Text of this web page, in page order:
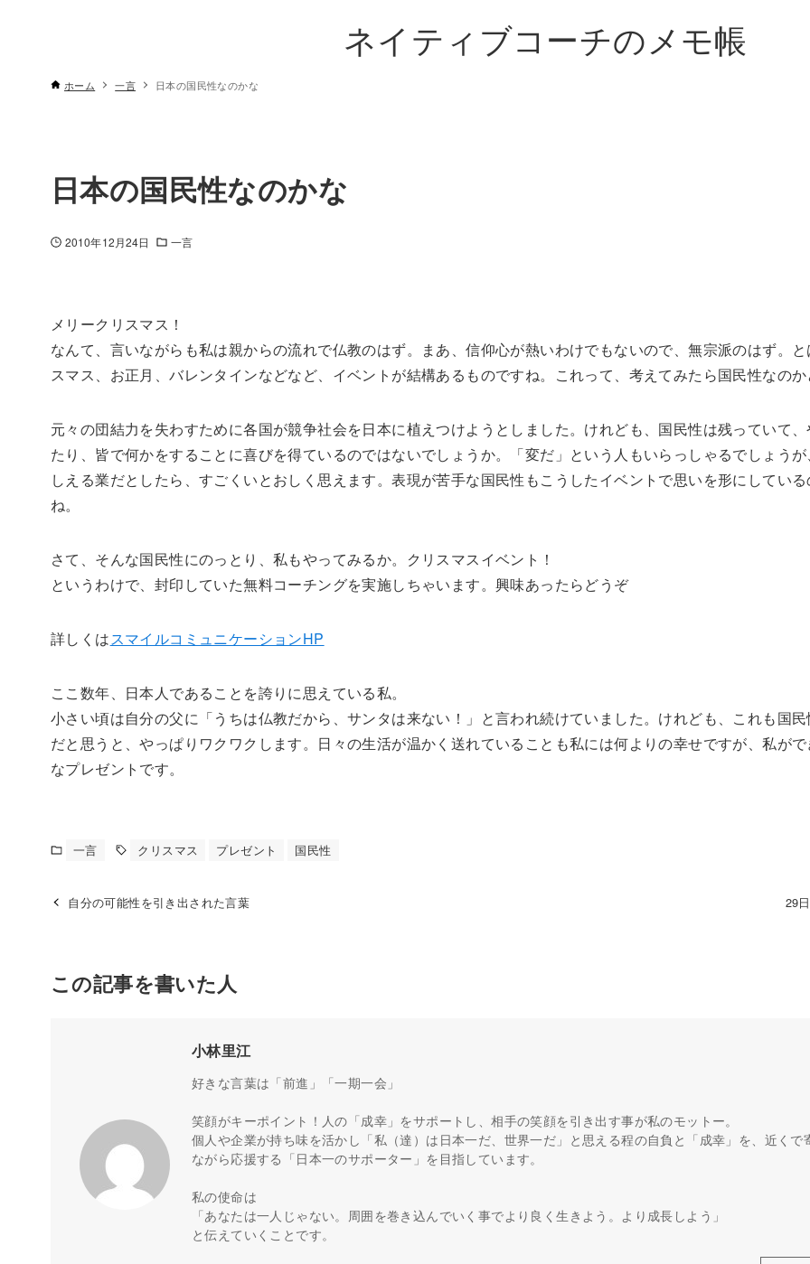
ネイティブコーチのメモ帳
ホーム 一言 日本の国民性なのかな
日本の国民性なのかな
2010年12月24日 一言
メリークリスマス！
なんて、言いながらも私は親からの流れで仏教のはず。まあ、信仰心が熱いわけでもないので、無宗派のはず。
スマス、お正月、バレンタインなどなど、イベントが結構あるものですね。これって、考えてみたら国民性なの
元々の団結力を失わすために各国が競争社会を日本に植えつけようとしました。けれども、国民性は残っていて
たり、皆で何かをすることに喜びを得ているのではないでしょうか。「変だ」という人もいらっしゃるでしょう
しえる業だとしたら、すごくいとおしく思えます。表現が苦手な国民性もこうしたイベントで思いを形にしてい
ね。
さて、そんな国民性にのっとり、私もやってみるか。クリスマスイベント！
というわけで、封印していた無料コーチングを実施しちゃいます。興味あったらどうぞ
詳しくはスマイルコミュニケーションHP
ここ数年、日本人であることを誇りに思えている私。
小さい頃は自分の父に「うちは仏教だから、サンタは来ない！」と言われ続けていました。けれども、これも国
だと思うと、やっぱりワクワクします。日々の生活が温かく送れていることも私には何よりの幸せですが、私が
なプレゼントです。
一言 クリスマス プレゼント 国民性
自分の可能性を引き出された言葉 29
この記事を書いた人
小林里江
好きな言葉は「前進」「一期一会」
笑顔がキーポイント！人の「成幸」をサポートし、相手の笑顔を引き出す事が私のモットー。
個人や企業が持ち味を活かし「私（達）は日本一だ、世界一だ」と思える程の自負と「成幸」を、近くで
ながら応援する「日本一のサポーター」を目指しています。
私の使命は
「あなたは一人じゃない。周囲を巻き込んでいく事でより良く生きよう。より成長しよう」
と伝えていくことです。